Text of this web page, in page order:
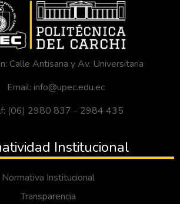
Calle Antisana y Av. Universitaria
Email: info@upec.edu.ec
(06) 2980 837 - 2984 435
Institucional
Normativa Institucional
Transparencia